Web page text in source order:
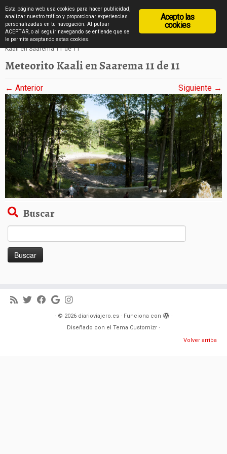
Saltar
al
contenido
diarioviajero.es
Inicio » El cráter del Kaali de la isla de Saarema en imágenes
Kaali en Saarema 11 de 11
Meteorito Kaali en Saarema 11 de 11
← Anterior Siguiente →
Buscar
· © 2026 diarioviajero.es· Funciona con
·
Diseñado con el Tema Customizr ·
Volver arriba
Acepto las
cookies
Esta página web usa cookies para hacer publicidad,
analizar nuestro tráfico y proporcionar experiencias
personalizadas en tu navegación. Al pulsar
ACEPTAR, o al seguir navegando se entiende que se
le permite aceptando estas cookies.